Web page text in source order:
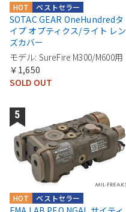
ベストセラー
HOT
SOTAC GEAR OneHundredタ
イプ オプティクス/ライト レン
ズカバー
モデル: SureFire M300/M600用
￥1,650
SOLD OUT
ベストセラー
HOT